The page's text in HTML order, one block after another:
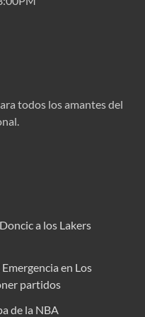
todos los amantes del
a los Lakers
en Los
partidos
de la NBA